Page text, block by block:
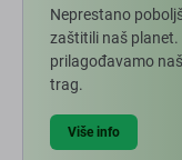
Neprestano
zaštitili naš
prilagođavamo
trag.
Više info